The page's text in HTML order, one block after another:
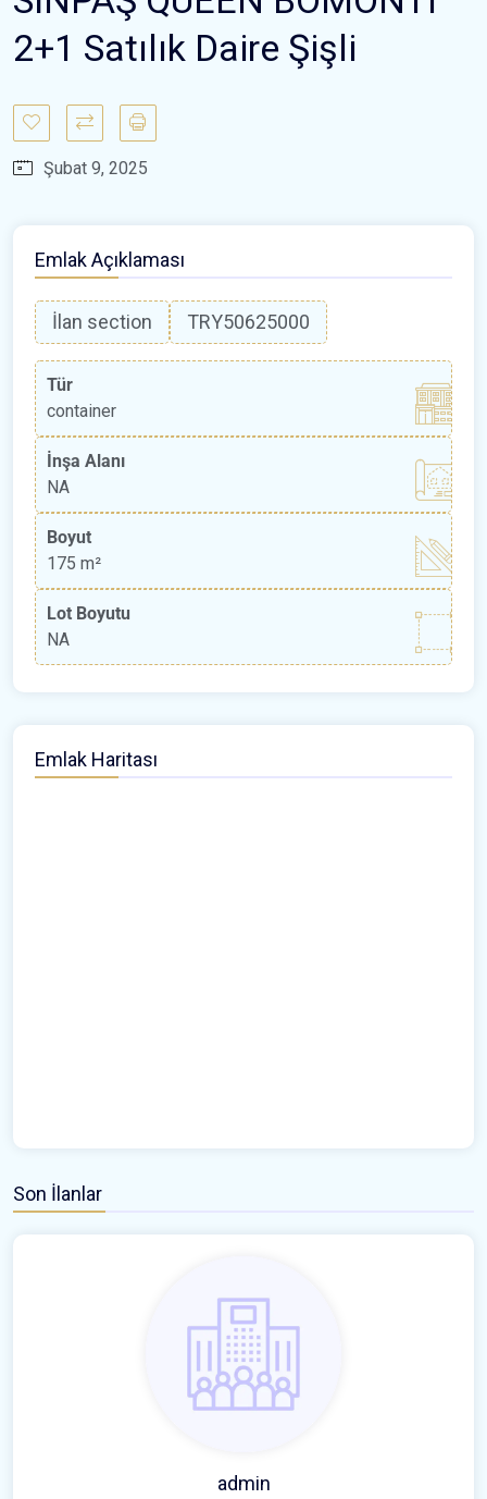
2+1 Satılık Daire Şişli
Şubat 9, 2025
Emlak Açıklaması
İlan section TRY50625000
Tür
container
İnşa Alanı
NA
Boyut
175 m²
Lot Boyutu
NA
Emlak Haritası
Son İlanlar
admin